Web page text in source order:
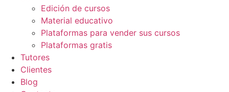
Edición de cursos
Material educativo
Plataformas para vender sus cursos
Plataformas gratis
Tutores
Clientes
Blog